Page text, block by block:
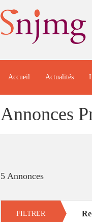
Accueil Actualités
Annonces
5 Annonces
FILTRER